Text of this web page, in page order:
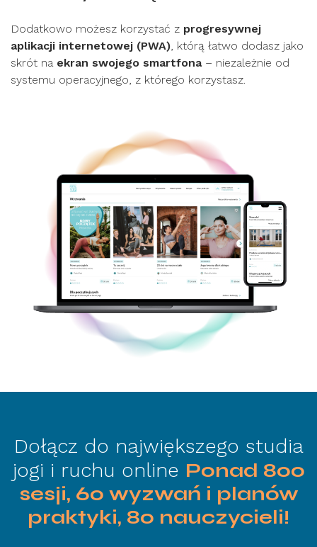
Dodatkowo możesz korzystać z progresywnej
aplikacji internetowej (PWA), którą łatwo dodasz jako
skrót naekran swojego smartfona– niezależnie od
systemu operacyjnego, z którego korzystasz.
Dołącz do największego studia
jogi i ruchu online Ponad 800
sesji, 60 wyzwań i planów
praktyki, 80 nauczycieli!